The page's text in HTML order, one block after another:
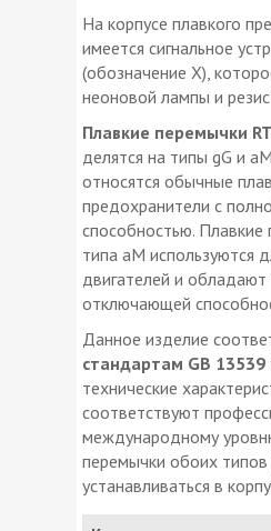
На корпусе плавкого
имеется сигнальное
(обозначение Х),
неоновой лампы и
Плавкие перемычки
делятся на типы gG и
относятся обычные
предохранители с
способностью. Плавкие
типа aM используются
двигателей и обладают
отключающей
Данное изделие
стандартам GB 13539
технические
соответствуют
международному
перемычки обоих типов
устанавливаться в